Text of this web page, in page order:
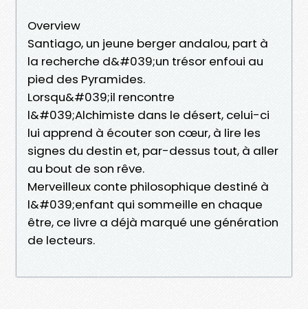
Overview
Santiago, un jeune berger andalou, part à
la recherche d&#039;un trésor enfoui au
pied des Pyramides.
Lorsqu&#039;il rencontre
l&#039;Alchimiste dans le désert, celui-ci
lui apprend à écouter son cœur, à lire les
signes du destin et, par-dessus tout, à aller
au bout de son rêve.
Merveilleux conte philosophique destiné à
l&#039;enfant qui sommeille en chaque
être, ce livre a déjà marqué une génération
de lecteurs.